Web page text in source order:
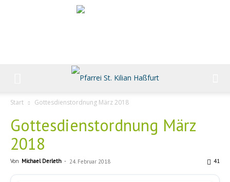
Start Gottesdienstordnung März 2018
Gottesdienstordnung März
2018
Von Michael Derleth - 24. Februar 2018 41